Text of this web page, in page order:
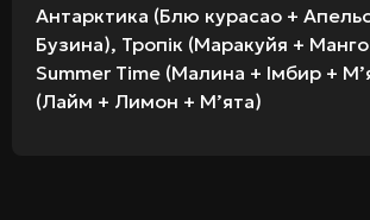
Антарктика (Блю курасао +
Бузина), Тропік (Маракуйя +
Summer Time (Малина + Імбир +
(Лайм + Лимон + М’ята)